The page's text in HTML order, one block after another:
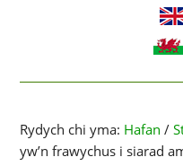
Rydych chi yma: Hafan/
yw’n frawychus i siarad